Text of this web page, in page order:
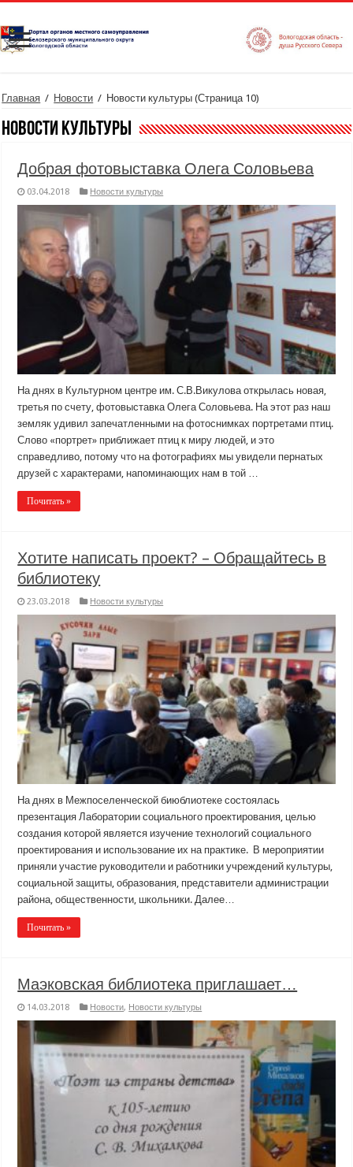
Главная / Новости / Новости культуры (Страница 10)
Новости культуры
Добрая фотовыставка Олега Соловьева
03.04.2018 Новости культуры
На днях в Культурном центре им. С.В.Викулова открылась новая,
третья по счету, фотовыставка Олега Соловьева. На этот раз наш
земляк удивил запечатленными на фотоснимках портретами птиц.
Слово «портрет» приближает птиц к миру людей, и это
справедливо, потому что на фотографиях мы увидели пернатых
друзей с характерами, напоминающих нам в той …
Почитать »
Хотите написать проект? – Обращайтесь в
библиотеку
23.03.2018 Новости культуры
На днях в Межпоселенческой биюблиотеке состоялась
презентация Лаборатории социального проектирования, целью
создания которой является изучение технологий социального
проектирования и использование их на практике. В мероприятии
приняли участие руководители и работники учреждений культуры,
социальной защиты, образования, представители администрации
района, общественности, школьники. Далее…
Почитать »
Маэковская библиотека приглашает…
14.03.2018 Новости, Новости культуры